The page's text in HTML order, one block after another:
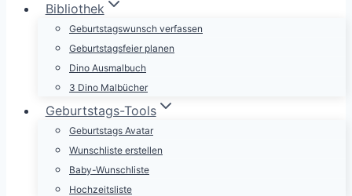
Bibliothek
Geburtstagswunsch verfassen
Geburtstagsfeier planen
Dino Ausmalbuch
3 Dino Malbücher
Geburtstags-Tools
Geburtstags Avatar
Wunschliste erstellen
Baby-Wunschliste
Hochzeitsliste